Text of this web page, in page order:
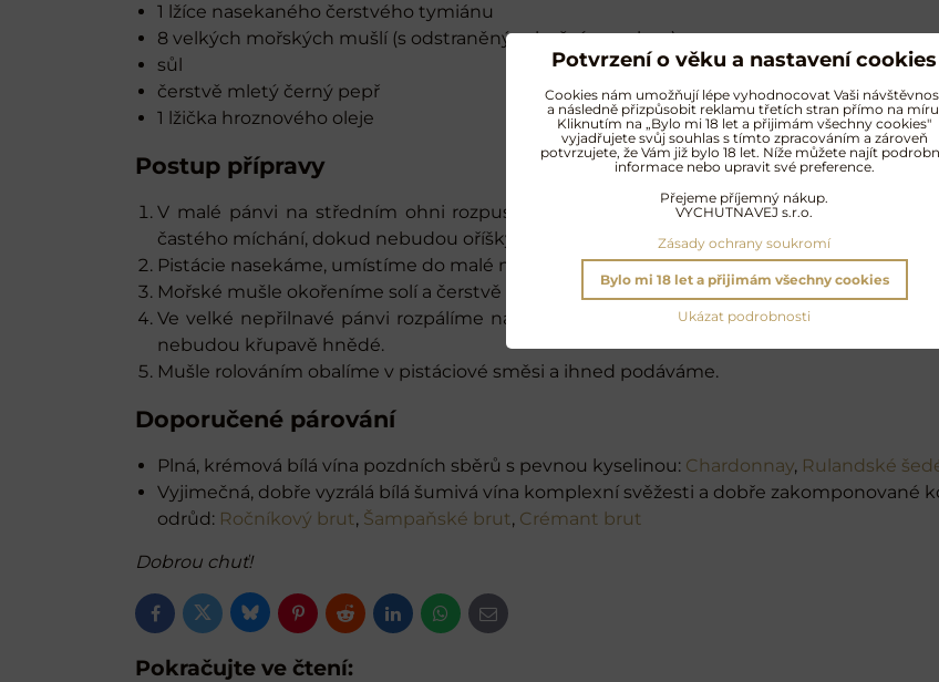
1 lžíce nasekaného čerstvého tymiánu
8 velkých mořských mušlí (s odstraněným bočním svalem)
sůl
čerstvě mletý černý pepř
1 lžička hroznového oleje
Postup přípravy
V malé pánvi na středním ohni rozpustíme 1 polévkovou lžíci másla. Přidáme 2
častého míchání, dokud nebudou oříšky hluboce opečené. Necháme vychladnout.
Pistácie nasekáme, umístíme do malé misky, kde je promícháme s čerstvou pažitkou,
Mořské mušle okořeníme solí a čerstvě mletým černým pepřem.
Ve velké nepřilnavé pánvi rozpálíme na vysokou teplotu 1 lžíci másla a 1 lžičku oleje.
nebudou křupavě hnědé.
Mušle rolováním obalíme v pistáciové směsi a ihned podáváme.
Doporučené párování
Plná, krémová bílá vína pozdních sběrů s pevnou kyselinou: Chardonnay, Rulandské
Vyjimečná, dobře vyzrálá bílá šumivá vína komplexní svěžesti a dobře
odrůd: Ročníkový brut, Šampaňské brut, Crémant brut
Dobrou chuť!
FacebookTwitterBlueskyPinterestRedditLinkedInWhatsApp
E-
mail
Pokračujte ve čtení:
Potvrzení o věku a nastavení cookies
Cookies nám umožňují lépe vyhodnocovat Vaši
a následně přizpůsobit reklamu třetích stran přímo na
Kliknutím na „Bylo mi 18 let a přijimám všechny cookies"
vyjadřujete svůj souhlas s tímto zpracováním a zároveň
potvrzujete, že Vám již bylo 18 let. Níže můžete najít
informace nebo upravit své preference.
Přejeme příjemný nákup.
VYCHUTNAVEJ s.r.o.
Zásady ochrany soukromí
Ukázat podrobnosti
Bylo mi 18 let a přijimám všechny cookies